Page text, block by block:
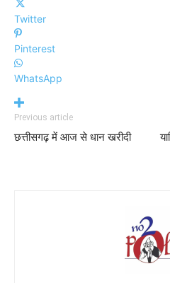
Twitter
Pinterest
WhatsApp
Previous article
छत्तीसगढ़ में आज से धान खरीदी